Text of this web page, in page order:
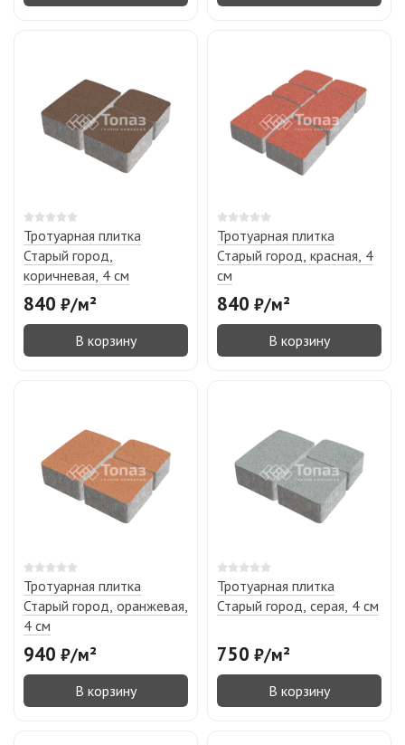
Тротуарная плитка
Старый город,
коричневая, 4 см
840 ₽/м²
В корзину
Тротуарная плитка
Старый город, красная, 4
см
840 ₽/м²
В корзину
Тротуарная плитка
Старый город, оранжевая,
4 см
940 ₽/м²
В корзину
Тротуарная плитка
Старый город, серая, 4 см
750 ₽/м²
В корзину